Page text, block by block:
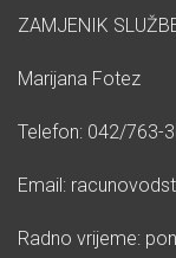
ZAMJENIK
Marijana Fotez
Telefon: 042/763-
Email:
Radno vrijeme: